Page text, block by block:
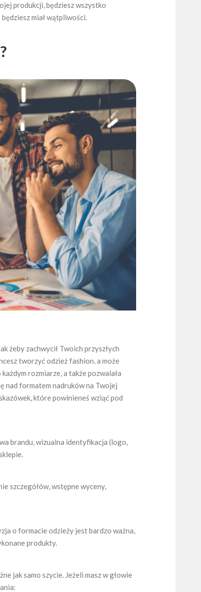
produkcji, będziesz wszystko
miał wątpliwości.
żeby zachwycił Twoich przyszłych
tworzyć odzież fashion, a może
rozmiarze, a także pozwalała
nad formatem nadruków na Twojej
które powinieneś wziąć pod
brandu, wizualna identyfikacja (logo,
szczegółów, wstępne wyceny,
o formacie odzieży jest bardzo ważna,
produkty.
jak samo szycie. Jeżeli masz w głowie